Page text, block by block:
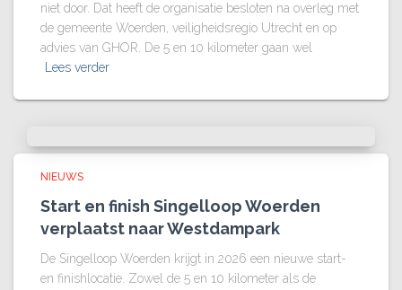
niet door. Dat heeft de organisatie besloten na overleg met
de gemeente Woerden, veiligheidsregio Utrecht en op
advies van GHOR. De 5 en 10 kilometer gaan wel
Lees verder
NIEUWS
Start en finish Singelloop Woerden
verplaatst naar Westdampark
De Singelloop Woerden krijgt in 2026 een nieuwe start-
en finishlocatie. Zowel de 5 en 10 kilometer als de